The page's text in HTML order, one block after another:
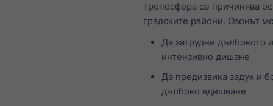
тропосфера се причинява
градските райони. Озонът
Да затрудни дълбокото и
интензивно дишане
Да предизвика задух и
дълбоко вдишване